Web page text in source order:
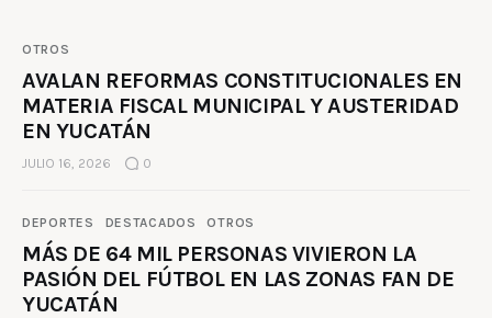
OTROS
AVALAN REFORMAS CONSTITUCIONALES EN
MATERIA FISCAL MUNICIPAL Y AUSTERIDAD
EN YUCATÁN
JULIO 16, 2026 0
DEPORTES DESTACADOS OTROS
MÁS DE 64 MIL PERSONAS VIVIERON LA
PASIÓN DEL FÚTBOL EN LAS ZONAS FAN DE
YUCATÁN